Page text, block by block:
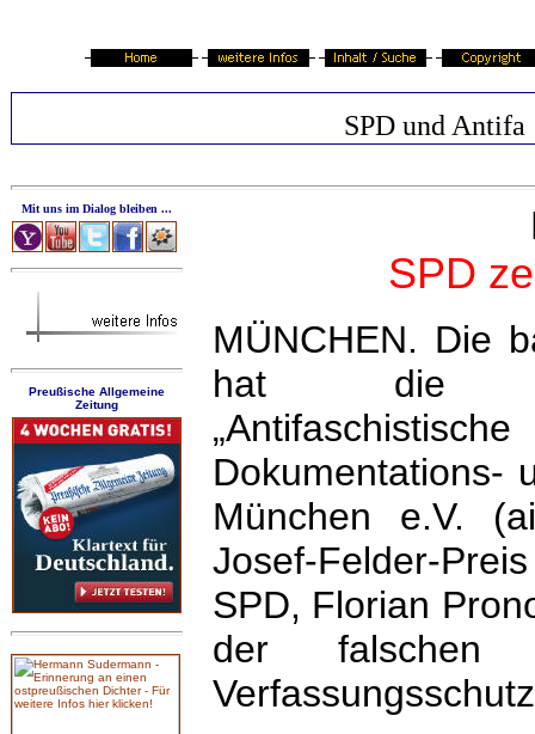
SPD und Antifa
Mit uns im Dialog bleiben ...
Preußische Allgemeine
Zeitung
SPD
MÜNCHEN. Die
hat die
Dokumentations-
München e.V.
Josef-Felder-
SPD, Florian
der falschen